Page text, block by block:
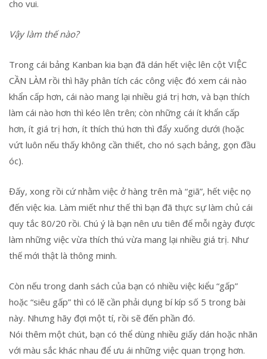
cho vui.
Vậy làm thế nào?
Trong cái bảng Kanban kia bạn đã dán hết việc lên cột VIỆC
CẦN LÀM rồi thì hãy phân tích các công việc đó xem cái nào
khẩn cấp hơn, cái nào mang lại nhiều giá trị hơn, và bạn thích
làm cái nào hơn thì kéo lên trên; còn những cái ít khẩn cấp
hơn, ít giá trị hơn, ít thích thú hơn thì đẩy xuống dưới (hoặc
vứt luôn nếu thấy không cần thiết, cho nó sạch bảng, gọn đầu
óc).
Đấy, xong rồi cứ nhằm việc ở hàng trên mà “giã”, hết việc nọ
đến việc kia. Làm miết như thế thì bạn đã thực sự làm chủ cái
quy tắc 80/20 rồi. Chú ý là bạn nên ưu tiên để mỗi ngày được
làm những việc vừa thích thú vừa mang lại nhiều giá trị. Như
thế mới thật là thông minh.
Còn nếu trong danh sách của bạn có nhiều việc kiểu “gấp”
hoặc “siêu gấp” thì có lẽ cần phải dụng bí kíp số 5 trong bài
này. Nhưng hãy đợi một tí, rồi sẽ đến phần đó.
Nói thêm một chút, bạn có thể dùng nhiều giấy dán hoặc nhãn
với màu sắc khác nhau để ưu ái những việc quan trọng hơn.